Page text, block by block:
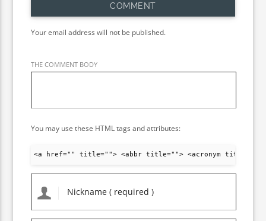
COMMENT
Your email address will not be published.
THE COMMENT BODY
You may use these HTML tags and attributes:
<a href="" title=""> <abbr title=""> <acronym title="">